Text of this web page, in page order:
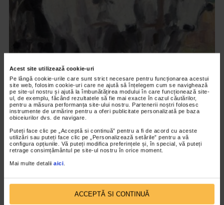
Acest site utilizează cookie-uri
Pe lângă cookie-urile care sunt strict necesare pentru funcționarea acestui
site web, folosim cookie-uri care ne ajută să înțelegem cum se navighează
pe site-ul nostru și ajută la îmbunătățirea modului în care funcționează site-
ul, de exemplu, făcând rezultatele să fie mai exacte în cazul căutărilor,
pentru a măsura performanța site-ului nostru. Partenerii noștri folosesc
instrumente de urmărire pentru a oferi publicitate personalizată pe baza
obiceiurilor dvs. de navigare.
Puteți face clic pe „Acceptă si continuă” pentru a fi de acord cu aceste
utilizări sau puteți face clic pe „Personalizează setările” pentru a vă
configura opțiunile. Vă puteți modifica preferințele și, în special, vă puteți
retrage consimțământul pe site-ul nostru în orice moment.
Mai multe detalii aici.
ACCEPTĂ SI CONTINUĂ
CLIPA DE ARTA
“Car cu boi” de Nicolae Grigorescu
31/10/2025
Când ne gândim la picturile celebrului artist Nicolae Grigorescu,
Catena aveți ocazia să vedeți lucrarea...
VIDEO